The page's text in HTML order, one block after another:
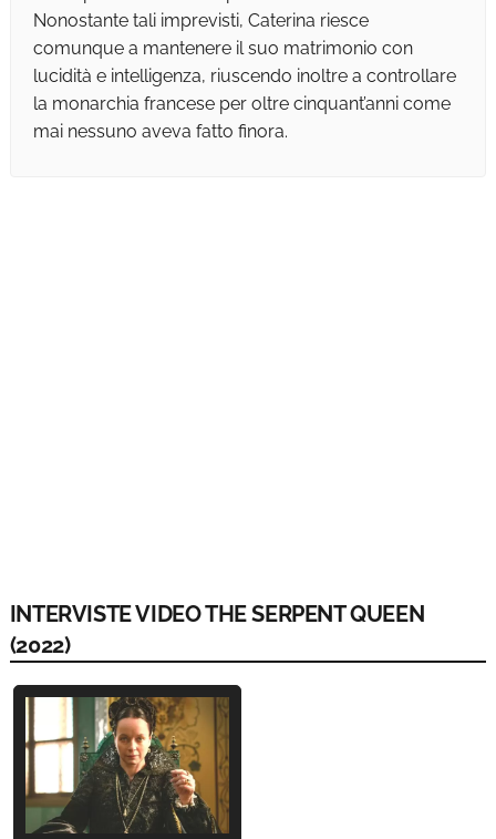
Nonostante tali imprevisti, Caterina riesce
comunque a mantenere il suo matrimonio con
lucidità e intelligenza, riuscendo inoltre a controllare
la monarchia francese per oltre cinquant’anni come
mai nessuno aveva fatto finora.
INTERVISTE VIDEO THE SERPENT QUEEN
(2022)